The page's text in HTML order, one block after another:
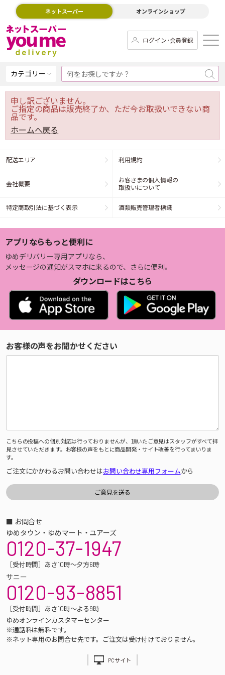
ネットスーパー オンラインショップ
ログイン･会員登録
カテゴリー
申し訳ございません。
ご指定の商品は販売終了か、ただ今お取扱いできない商
品です。
ホームへ戻る
配送エリア 利用規約
会社概要
お客さまの個人情報の
取扱いについて
特定商取引法に基づく表示 酒類販売管理者標識
アプリならもっと便利に
ゆめデリバリー専用アプリなら、
メッセージの通知がスマホに来るので、さらに便利。
ダウンロードはこちら
お客様の声をお聞かせください
こちらの投稿への個別対応は行っておりませんが、頂いたご意見はスタッフがすべて拝
見させていただきます。お客様の声をもとに商品開発・サイト改善を行ってまいりま
す。
ご注文にかかわるお問い合わせはお問い合わせ専用フォームから
■ お問合せ
ゆめタウン・ゆめマート・ユアーズ
0120-37-1947
［受付時間］あさ10時～夕方6時
サニー
0120-93-8851
［受付時間］あさ10時～よる9時
ゆめオンラインカスタマーセンター
※通話料は無料です。
※ネット専用のお問合せ先です。ご注文は受け付けておりません。
PCサイト